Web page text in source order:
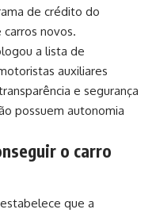
de crédito do
novos.
a lista de
auxiliares
e segurança
possuem autonomia
o carro
que a